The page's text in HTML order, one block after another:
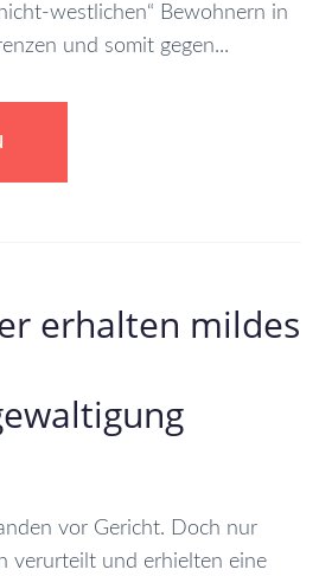
westlichen“ Bewohnern in
und somit gegen...
erhalten mildes
vor Gericht. Doch nur
verurteilt und erhielten eine